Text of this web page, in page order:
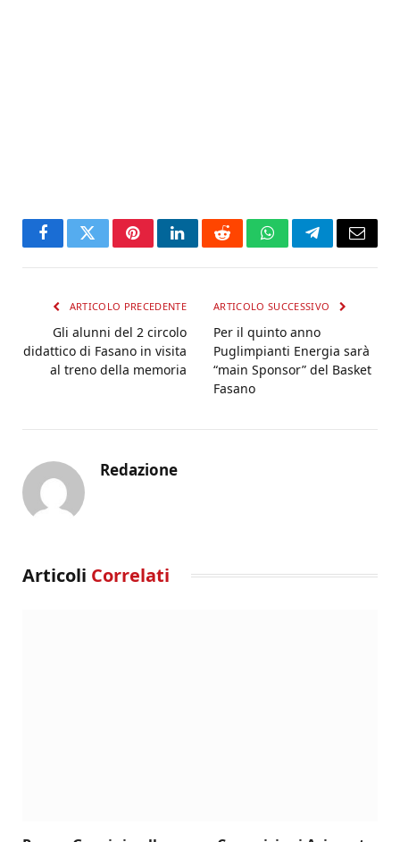
FacebookTwitterPinterestLinkedInRedditWhatsAppTelegramEmail
ARTICOLO PRECEDENTE
Gli alunni del 2 circolo
didattico di Fasano in visita
al treno della memoria
ARTICOLO SUCCESSIVO
Per il quinto anno
Puglimpianti Energia sarà
“main Sponsor” del Basket
Fasano
Redazione
Articoli Correlati